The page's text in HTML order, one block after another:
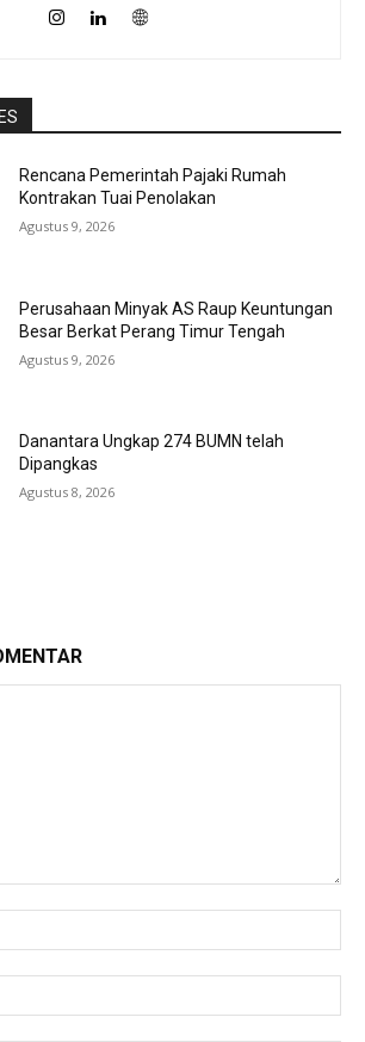
Rencana Pemerintah Pajaki Rumah
Kontrakan Tuai Penolakan
Agustus 9, 2026
Perusahaan Minyak AS Raup Keuntungan
Besar Berkat Perang Timur Tengah
Agustus 9, 2026
Danantara Ungkap 274 BUMN telah
Dipangkas
Agustus 8, 2026